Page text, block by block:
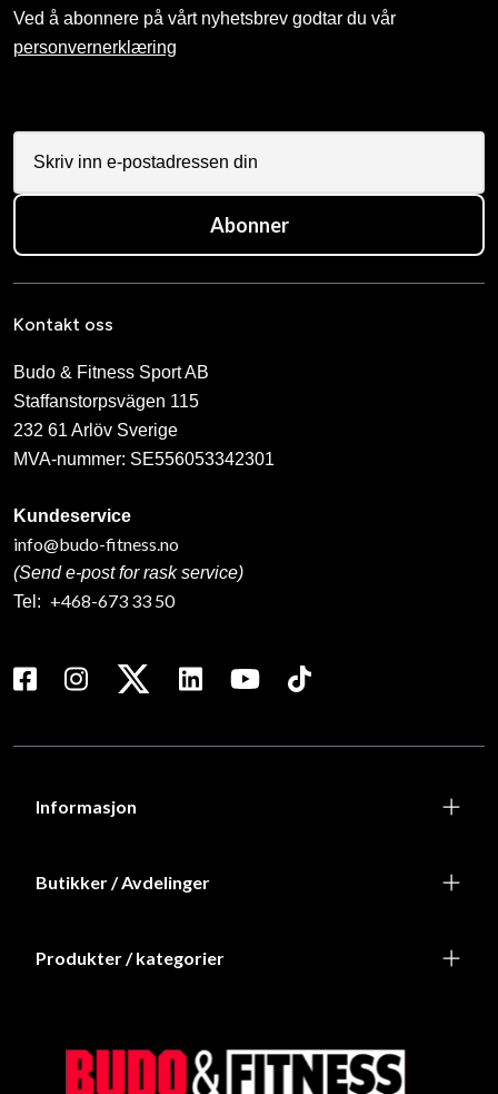
Ved å abonnere på vårt nyhetsbrev godtar du vår
personvernerklæring
Abonner
Kontakt oss
Budo & Fitness Sport AB
Staffanstorpsvägen 115
232 61 Arlöv Sverige
MVA-nummer: SE556053342301
Kundeservice
info@budo-fitness.no
(Send e-post for rask service)
Tel: +468-673 33 50
Informasjon
Butikker / Avdelinger
Produkter / kategorier